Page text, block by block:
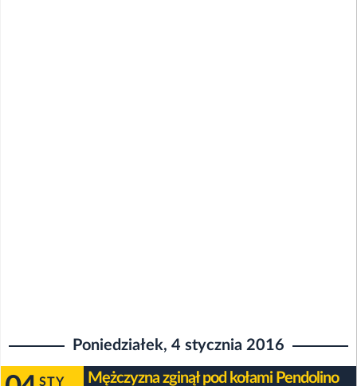
Poniedziałek, 4 stycznia 2016
STY
Mężczyzna zginął pod kołami Pendolino